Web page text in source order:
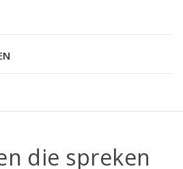
die spreken